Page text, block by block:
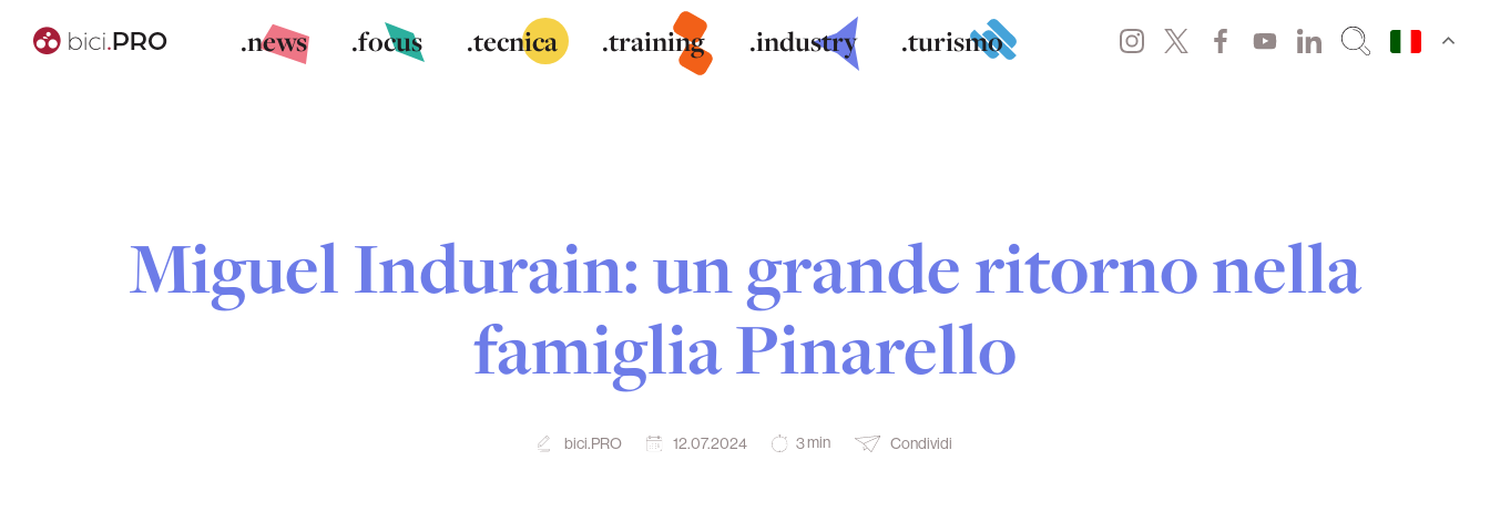
.news .focus .tecnica .training .industry .turismo
Miguel Indurain: un grande ritorno nella
famiglia Pinarello
bici.PRO 12.07.2024 3min Condividi